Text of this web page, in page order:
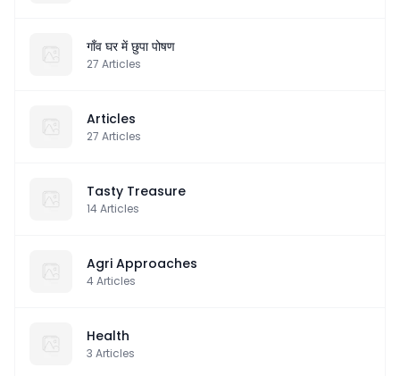
गाँव घर में छुपा पोषण
27 Articles
Articles
27 Articles
Tasty Treasure
14Articles
Agri Approaches
4Articles
Health
3 Articles